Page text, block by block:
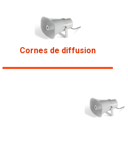
Cornes de diffusion